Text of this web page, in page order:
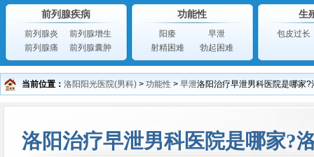
前列腺疾病
前列腺炎
前列腺增生
前列腺痛
前列腺囊肿
功能性
阳痿
早泄
射精困难
勃起困难
生
包皮过长
当前位置： 洛阳阳光医院(男科) > 功能性 > 早泄洛阳治疗早泄男科医院是哪家
洛阳治疗早泄男科医院是哪家?